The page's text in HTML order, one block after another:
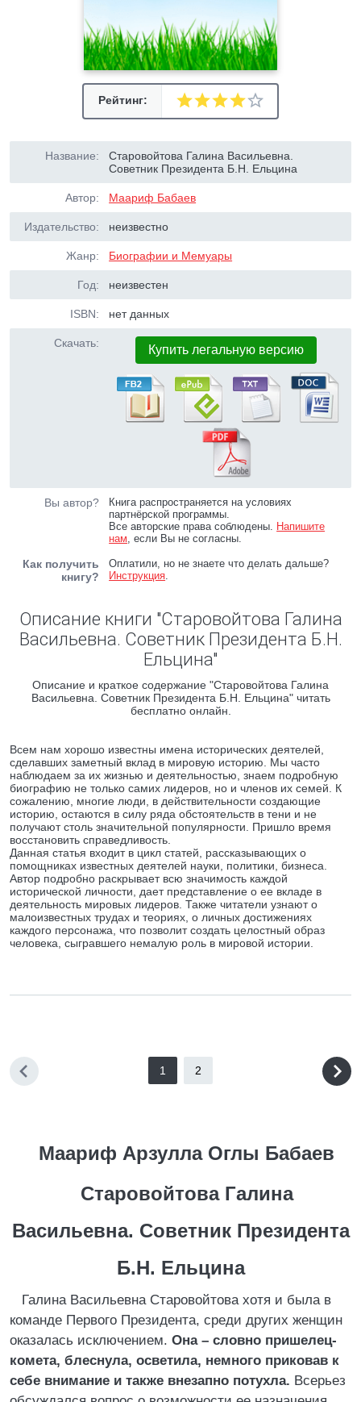
Рейтинг:
Название:
Старовойтова Галина Васильевна.
Советник Президента Б.Н. Ельцина
Автор: Маариф Бабаев
Издательство: неизвестно
Жанр: Биографии и Мемуары
Год: неизвестен
ISBN: нет данных
Скачать: Купить легальную версию
Вы автор?
Книга распространяется на условиях
партнёрской программы.
Все авторские права соблюдены. Напишите
нам, если Вы не согласны.
Как получить
книгу?
Оплатили, но не знаете что делать дальше?
Инструкция.
Описание книги "Старовойтова Галина
Васильевна. Советник Президента Б.Н.
Ельцина"
Описание и краткое содержание "Старовойтова Галина
Васильевна. Советник Президента Б.Н. Ельцина" читать
бесплатно онлайн.
Всем нам хорошо известны имена исторических деятелей,
сделавших заметный вклад в мировую историю. Мы часто
наблюдаем за их жизнью и деятельностью, знаем подробную
биографию не только самих лидеров, но и членов их семей. К
сожалению, многие люди, в действительности создающие
историю, остаются в силу ряда обстоятельств в тени и не
получают столь значительной популярности. Пришло время
восстановить справедливость.
Данная статья входит в цикл статей, рассказывающих о
помощниках известных деятелей науки, политики, бизнеса.
Автор подробно раскрывает всю значимость каждой
исторической личности, дает представление о ее вкладе в
деятельность мировых лидеров. Также читатели узнают о
малоизвестных трудах и теориях, о личных достижениях
каждого персонажа, что позволит создать целостный образ
человека, сыгравшего немалую роль в мировой истории.
1 2
Маариф Арзулла Оглы Бабаев
Старовойтова Галина
Васильевна. Советник Президента
Б.Н. Ельцина
Галина Васильевна Старовойтова хотя и была в
команде Первого Президента, среди других женщин
оказалась исключением. Она – словно пришелец-
комета, блеснула, осветила, немного приковав к
себе внимание и также внезапно потухла. Всерьез